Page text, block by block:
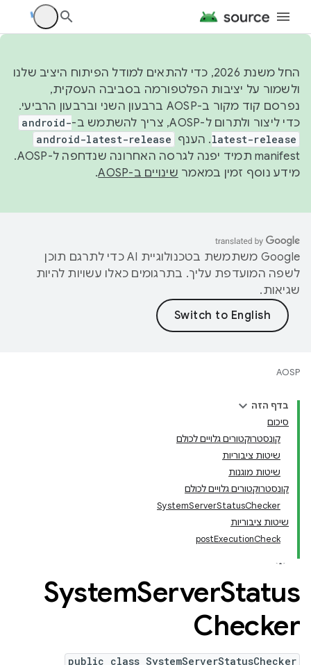
החל משנת 2026, כדי להתאים למודל הפיתוח היציב שלנו
ולשמור על יציבות הפלטפורמה בסביבה העסקית,
נפרסם קוד מקור ב-AOSP ברבעון השני וברבעון הרביעי.
כדי ליצור ולתרום ל-AOSP, צריך להשתמש ב-
android-
latest-release. הענף android-latest-release
manifest תמיד יפנה לגרסה האחרונה שנדחפה ל-AOSP.
מידע נוסף זמין במאמר שינויים ב-AOSP .
‫Google משתמשת בטכנולוגיית AI כדי לתרגם תוכן
לשפה המועדפת עליך. בתרגומים כאלו עשויות להיות
שגיאות.
AOSP
בדף הזה
סיכום
קונסטרוקטורים גלויים לכולם
שיטות ציבוריות
שיטות מוגנות
קונסטרוקטורים גלויים לכולם
SystemServerStatusChecker
שיטות ציבוריות
postExecutionCheck
SystemServerStatus
Checker
public class SystemServerStatusChecker